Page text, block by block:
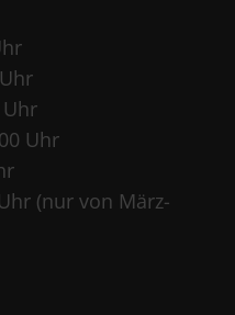
Uhr
(nur von März-